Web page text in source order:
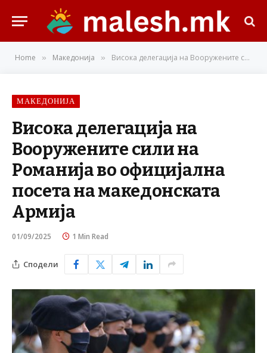
Home » Македонија » Висока делегација на Вооружените сили на Романија во официјална посета на македонската Армија
МАКЕДОНИЈА
Висока делегација на
Вооружените сили на
Романија во официјална
посета на македонската
Армија
01/09/2025 1 Min Read
Сподели